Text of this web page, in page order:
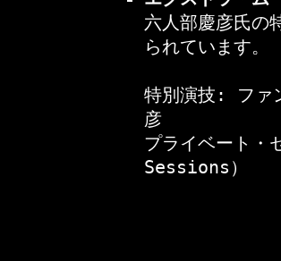
六人部慶彦氏の
られています。
特別演技: ファ
彦
プライベート
Sessions）